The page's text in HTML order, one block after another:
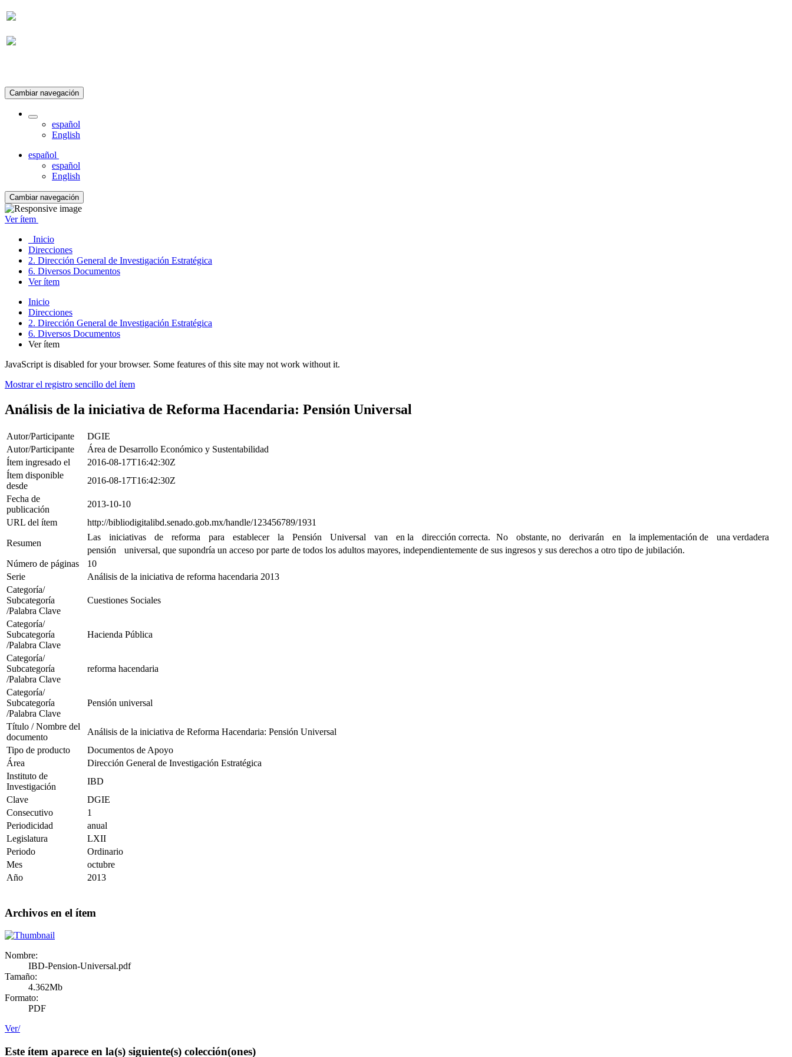
Cambiar navegación
español
English
español
español
English
Cambiar navegación
Ver ítem
Inicio
Direcciones
2. Dirección General de Investigación Estratégica
6. Diversos Documentos
Ver ítem
Inicio
Direcciones
2. Dirección General de Investigación Estratégica
6. Diversos Documentos
Ver ítem
JavaScript is disabled for your browser. Some features of this site may not work without it.
Mostrar el registro sencillo del ítem
Análisis de la iniciativa de Reforma Hacendaria: Pensión Universal
Autor/Participante
DGIE
Autor/Participante
Área de Desarrollo Económico y Sustentabilidad
Ítem ingresado el
2016-08-17T16:42:30Z
Ítem disponible
desde
2016-08-17T16:42:30Z
Fecha de
publicación
2013-10-10
URL del ítem
http://bibliodigitalibd.senado.gob.mx/handle/123456789/1931
Resumen
Las iniciativas de reforma para establecer la Pensión Universal van en la dirección correcta. No obstante, no derivarán en la implementación de una verdadera
pensión universal, que supondría un acceso por parte de todos los adultos mayores, independientemente de sus ingresos y sus derechos a otro tipo de jubilación.
Número de páginas
10
Serie
Análisis de la iniciativa de reforma hacendaria 2013
Categoría/
Subcategoría
/Palabra Clave
Cuestiones Sociales
Categoría/
Subcategoría
/Palabra Clave
Hacienda Pública
Categoría/
Subcategoría
/Palabra Clave
reforma hacendaria
Categoría/
Subcategoría
/Palabra Clave
Pensión universal
Título / Nombre del
documento
Análisis de la iniciativa de Reforma Hacendaria: Pensión Universal
Tipo de producto
Documentos de Apoyo
Área
Dirección General de Investigación Estratégica
Instituto de
Investigación
IBD
Clave
DGIE
Consecutivo
1
Periodicidad
anual
Legislatura
LXII
Periodo
Ordinario
Mes
octubre
Año
2013
Archivos en el ítem
Nombre:
IBD-Pension-Universal.pdf
Tamaño:
4.362Mb
Formato:
PDF
Ver/
Este ítem aparece en la(s) siguiente(s) colección(ones)